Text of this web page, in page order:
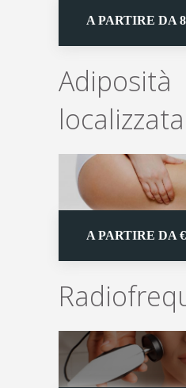
A PARTIRE DA
Adiposità
localizzata
A PARTIRE DA €